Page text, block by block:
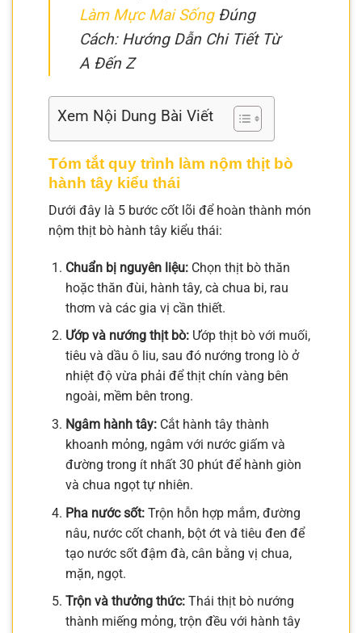
Làm Mực Mai SốngĐúng
Cách: Hướng Dẫn Chi Tiết Từ
A Đến Z
Xem Nội Dung Bài Viết
Tóm tắt quy trình làm nộm thịt bò
hành tây kiểu thái
Dưới đây là 5 bước cốt lõi để hoàn thành món
nộm thịt bò hành tây kiểu thái:
Chuẩn bị nguyên liệu:Chọn thịt bò thăn
hoặc thăn đùi, hành tây, cà chua bi, rau
thơm và các gia vị cần thiết.
Ướp và nướng thịt bò:Ướp thịt bò với muối,
tiêu và dầu ô liu, sau đó nướng trong lò ở
nhiệt độ vừa phải để thịt chín vàng bên
ngoài, mềm bên trong.
Ngâm hành tây:Cắt hành tây thành
khoanh mỏng, ngâm với nước giấm và
đường trong ít nhất 30 phút để hành giòn
và chua ngọt tự nhiên.
Pha nước sốt:Trộn hỗn hợp mắm, đường
nâu, nước cốt chanh, bột ớt và tiêu đen để
tạo nước sốt đậm đà, cân bằng vị chua,
mặn, ngọt.
Trộn và thưởng thức:Thái thịt bò nướng
thành miếng mỏng, trộn đều với hành tây